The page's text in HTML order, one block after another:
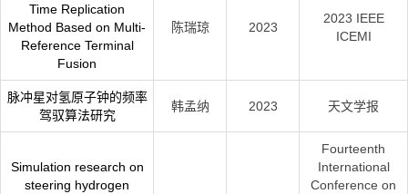
Time Replication
Method Based on Multi-
Reference Terminal
Fusion
陈瑞琼 2023
2023 IEEE
ICEMI
脉冲星对氢原子钟的频率
驾驭算法研究
韩孟纳 2023 天文学报
Simulation research on
steering hydrogen
Fourteenth
International
Conference on